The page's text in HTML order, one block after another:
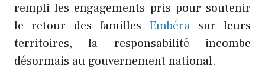
rempli les engagements pris pour soutenir
le retour des familles Embéra sur leurs
territoires, la responsabilité incombe
désormais au gouvernement national.